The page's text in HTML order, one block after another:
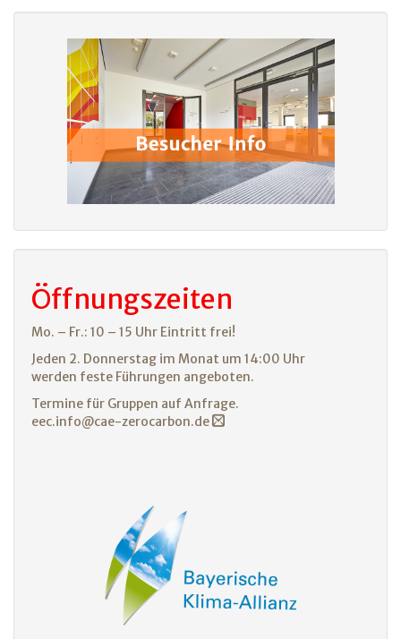
Öffnungszeiten
Mo. – Fr.: 10 – 15 Uhr Eintritt frei!
Jeden 2. Donnerstag im Monat um 14:00 Uhr
werden feste Führungen angeboten.
Termine für Gruppen auf Anfrage.
eec.info@cae-zerocarbon.de